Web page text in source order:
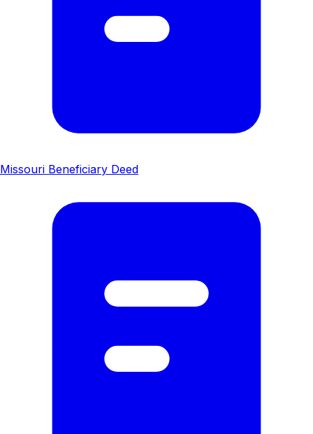
Missouri Beneficiary Deed